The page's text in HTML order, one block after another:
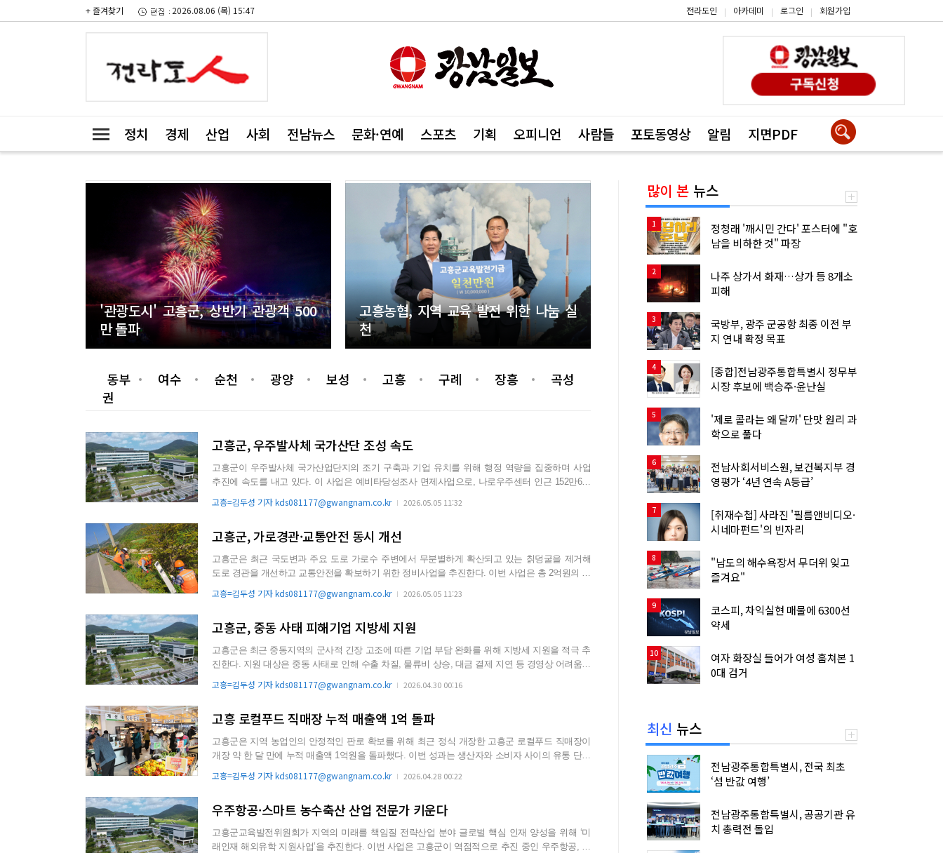
+ 즐겨찾기 2026.08.06 (목) 15:47 전라도인 | 아카데미 | 로그인 | 회원가입
정치 경제 산업 사회 전남뉴스 문화·연예 스포츠 기획 오피니언 사람들 포토동영상 알림 지면PDF
'관광도시' 고흥군, 상반기 관광객 500
만 돌파
고흥농협, 지역 교육 발전 위한 나눔 실
천
동부
권
여수 순천 광양 보성 고흥 구례 장흥 곡성
고흥군, 우주발사체 국가산단 조성 속도
고흥군이 우주발사체 국가산업단지의 조기 구축과 기업 유치를 위해 행정 역량을 집중하며 사업
추진에 속도를 내고 있다. 이 사업은 예비타당성조사 면제사업으로, 나로우주센터 인근 152만661
고흥=김두성 기자 kds081177@gwangnam.co.kr 2026.05.05 11:32
고흥군, 가로경관·교통안전 동시 개선
고흥군은 최근 국도변과 주요 도로 가로수 주변에서 무분별하게 확산되고 있는 칡덩굴을 제거해
도로 경관을 개선하고 교통안전을 확보하기 위한 정비사업을 추진한다. 이번 사업은 총 2억원의 사
고흥=김두성 기자 kds081177@gwangnam.co.kr 2026.05.05 11:23
고흥군, 중동 사태 피해기업 지방세 지원
고흥군은 최근 중동지역의 군사적 긴장 고조에 따른 기업 부담 완화를 위해 지방세 지원을 적극 추
진한다. 지원 대상은 중동 사태로 인해 수출 차질, 물류비 상승, 대금 결제 지연 등 경영상 어려움을
고흥=김두성 기자 kds081177@gwangnam.co.kr 2026.04.30 00:16
고흥 로컬푸드 직매장 누적 매출액 1억 돌파
고흥군은 지역 농업인의 안정적인 판로 확보를 위해 최근 정식 개장한 고흥군 로컬푸드 직매장이
개장 약 한 달 만에 누적 매출액 1억원을 돌파했다. 이번 성과는 생산자와 소비자 사이의 유통 단계
고흥=김두성 기자 kds081177@gwangnam.co.kr 2026.04.28 00:22
우주항공·스마트 농수축산 산업 전문가 키운다
고흥군교육발전위원회가 지역의 미래를 책임질 전략산업 분야 글로벌 핵심 인재 양성을 위해 ‘미
래인재 해외유학 지원사업’을 추진한다. 이번 사업은 고흥군이 역점적으로 추진 중인 우주항공, 드
많이 본 뉴스
1
정청래 '깨시민 간다' 포스터에 "호
남을 비하한 것" 파장
2
나주 상가서 화재…상가 등 8개소
피해
3
국방부, 광주 군공항 최종 이전 부
지 연내 확정 목표
4
[종합]전남광주통합특별시 정무부
시장 후보에 백승주·윤난실
5
'제로 콜라는 왜 달까' 단맛 원리 과
학으로 풀다
6
전남사회서비스원, 보건복지부 경
영평가 ‘4년 연속 A등급’
7
[취재수첩] 사라진 '필름앤비디오·
시네마펀드'의 빈자리
8
"남도의 해수욕장서 무더위 잊고
즐겨요"
9
코스피, 차익실현 매물에 6300선
약세
10
여자 화장실 들어가 여성 훔쳐본 1
0대 검거
최신 뉴스
전남광주통합특별시, 전국 최초
‘섬 반값 여행’
전남광주통합특별시, 공공기관 유
치 총력전 돌입